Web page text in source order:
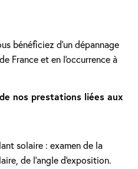
bénéficiez d'un dépannage
France et en l'occurrence à
nos prestations liées aux
solaire : examen de la
de l'angle d'exposition.